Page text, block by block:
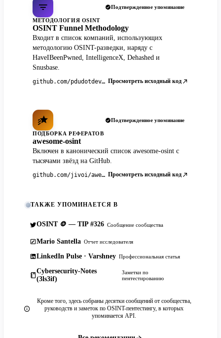
Подтвержденное упоминание
МЕТОДОЛОГИЯ OSINT
OSINT Funnel Methodology
Входит в список компаний, использующих
методологию OSINT-разведки, наряду с
HaveIBeenPwned, IntelligenceX, Dehashed и
Snusbase.
github.com/pdudotdev/ofm Просмотреть исходный код
Подтвержденное упоминание
ПОДБОРКА РЕФЕРАТОВ
awesome-osint
Включен в канонический список awesome-osint с
тысячами звёзд на GitHub.
github.com/jivoi/awesome-osint Просмотреть исходный код
ТАКЖЕ УПОМИНАЕТСЯ В
OSINT 🪙 — TIP #326 Сообщение сообщества
Mario Santella Отчет исследователя
LinkedIn Pulse · Varshney Профессиональная статья
Cybersecurity-Notes
(3ls3if)
Заметки по
пентестированию
Кроме того, здесь собраны десятки сообщений от сообщества,
руководств и заметок по OSINT-пентестингу, в которых
упоминается API.